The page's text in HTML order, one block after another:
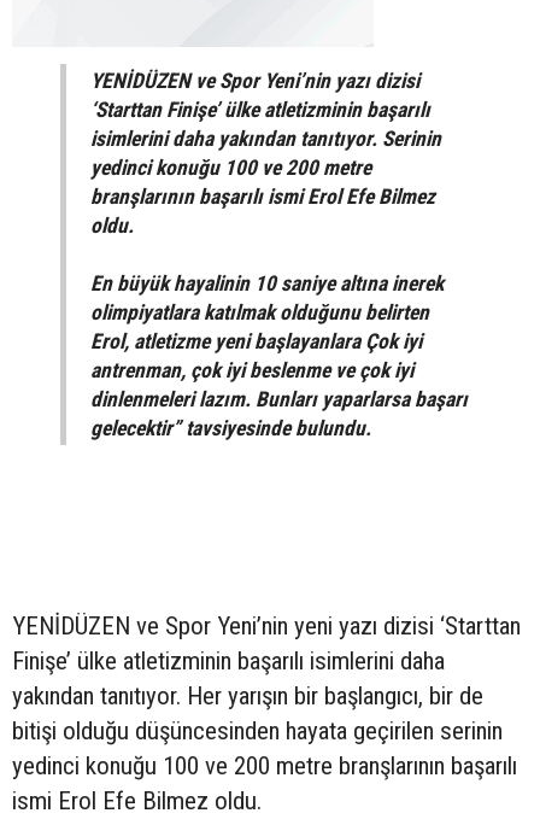
YENİDÜZEN ve Spor Yeni’nin yazı dizisi
‘Starttan Finişe’ ülke atletizminin başarılı
isimlerini daha yakından tanıtıyor. Serinin
yedinci konuğu 100 ve 200 metre
branşlarının başarılı ismi Erol Efe Bilmez
oldu.
En büyük hayalinin 10 saniye altına inerek
olimpiyatlara katılmak olduğunu belirten
Erol, atletizme yeni başlayanlara Çok iyi
antrenman, çok iyi beslenme ve çok iyi
dinlenmeleri lazım. Bunları yaparlarsa başarı
gelecektir” tavsiyesinde bulundu.
YENİDÜZEN ve Spor Yeni’nin yeni yazı dizisi ‘Starttan
Finişe’ ülke atletizminin başarılı isimlerini daha
yakından tanıtıyor. Her yarışın bir başlangıcı, bir de
bitişi olduğu düşüncesinden hayata geçirilen serinin
yedinci konuğu 100 ve 200 metre branşlarının başarılı
ismi Erol Efe Bilmez oldu.